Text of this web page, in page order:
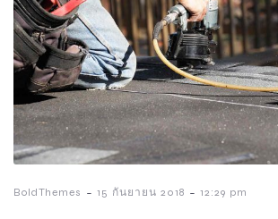
BoldThemes - 15 กันยายน 2018 - 12:29 pm